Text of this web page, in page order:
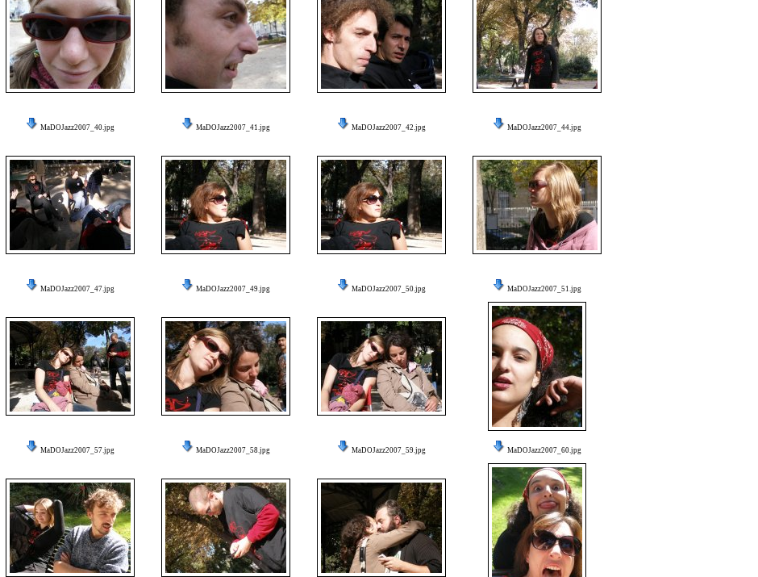
MaDOJazz2007_40.jpg MaDOJazz2007_41.jpg MaDOJazz2007_42.jpg MaDOJazz2007_44.jpg
MaDOJazz2007_47.jpg MaDOJazz2007_49.jpg MaDOJazz2007_50.jpg MaDOJazz2007_51.jpg
MaDOJazz2007_57.jpg MaDOJazz2007_58.jpg MaDOJazz2007_59.jpg MaDOJazz2007_60.jpg